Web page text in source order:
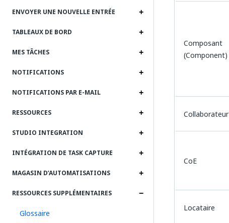
ENVOYER UNE NOUVELLE ENTRÉE
TABLEAUX DE BORD
MES TÂCHES
NOTIFICATIONS
NOTIFICATIONS PAR E-MAIL
RESSOURCES
STUDIO INTEGRATION
INTÉGRATION DE TASK CAPTURE
MAGASIN D’AUTOMATISATIONS
RESSOURCES SUPPLÉMENTAIRES
Glossaire
Composant
(Component)
Collaborateur
CoE
Locataire